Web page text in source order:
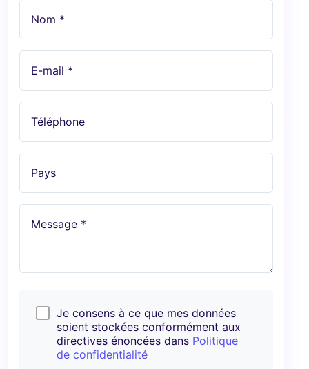
Nom *
E-mail *
Téléphone
Pays
Message *
Je consens à ce que mes données
soient stockées conformément aux
directives énoncées dans Politique
de confidentialité